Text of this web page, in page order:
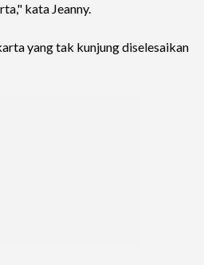
kata Jeanny.
yang tak kunjung diselesaikan